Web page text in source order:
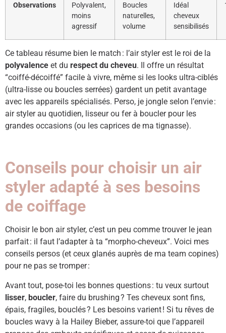
Observations
Polyvalent,
moins
agressif
Boucles
naturelles,
volume
Idéal
cheveux
sensibilisés
Ce tableau résume bien le match : l’air styler est le roi de la
polyvalence et du respect du cheveu. Il offre un résultat
“coiffé-décoiffé” facile à vivre, même si les looks ultra-ciblés
(ultra-lisse ou boucles serrées) gardent un petit avantage
avec les appareils spécialisés. Perso, je jongle selon l’envie :
air styler au quotidien, lisseur ou fer à boucler pour les
grandes occasions (ou les caprices de ma tignasse).
Conseils pour choisir un air
styler adapté à ses besoins
de coiffage
Choisir le bon air styler, c’est un peu comme trouver le jean
parfait : il faut l’adapter à ta “morpho-cheveux”. Voici mes
conseils persos (et ceux glanés auprès de ma team copines)
pour ne pas se tromper :
Avant tout, pose-toi les bonnes questions : tu veux surtout
lisser, boucler, faire du brushing ? Tes cheveux sont fins,
épais, fragiles, bouclés ? Les besoins varient ! Si tu rêves de
boucles wavy à la Hailey Bieber, assure-toi que l’appareil